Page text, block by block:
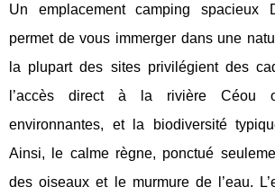
Un emplacement camping spacieux
permet de vous immerger dans une
la plupart des sites privilégient des
l’accès direct à la rivière Céou
environnantes, et la biodiversité
Ainsi, le calme règne, ponctué
des oiseaux et le murmure de l’eau.